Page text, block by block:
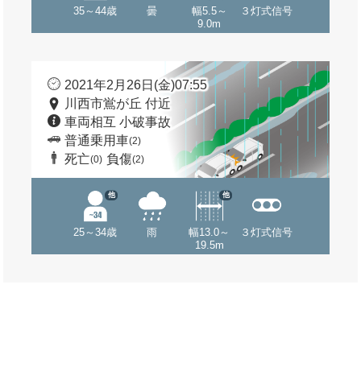
35～44歳 曇
幅5.5～
9.0m
３灯式信号
2021年2月26日(金)07:55
川西市鴬が丘 付近
車両相互 小破事故
普通乗用車(2)
死亡(0) 負傷(2)
25～34歳
他
雨
幅13.0～
19.5m
他
３灯式信号